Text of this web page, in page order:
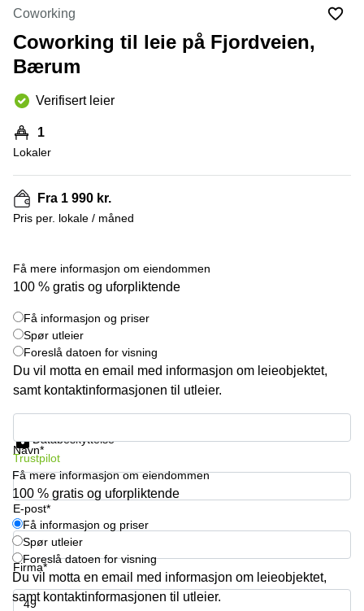
kontor
Oslo
Bergen
Kontor
Bergen
Møterom
Næringslokaler
Kontorhotell
Trondheim
Kontorfellesskap
Trondheim
Leie
kontor
Trondheim
Leie
Drammen
Leie
kontor
Bærum
Coworking
Bærum
Leie
kontor
Eidsvoll
Fjordalléen
Nydalsveien
28 Oslo
Fridtjof
plass 4
Oslo
Hagaløkkveien
13 Asker
Martin
Fornebu
Lysaker
Bærum
Professor
Kohts
vei 9
Lysaker
Strandveien
Lars
Hilles
gate 30
Bergen
Kasperveien
1 Våler
Meierigata
14
Elverum
Coworking
Coworking til leie på Fjordveien,
Bærum
Verifisert leier
1
Lokaler
Fra 1 990 kr.
Pris per. lokale / måned
Få mere informasjon om eiendommen
100 % gratis og uforpliktende
Få informasjon og priser
Spør utleier
Foreslå datoen for visning
Du vil motta en email med informasjon om leieobjektet,
samt kontaktinformasjonen til utleier.
Navn*
E-post*
Firma*
Databeskyttelse
Trustpilot
Få mere informasjon om eiendommen
100 % gratis og uforpliktende
Få informasjon og priser
Spør utleier
Foreslå datoen for visning
Du vil motta en email med informasjon om leieobjektet,
samt kontaktinformasjonen til utleier.